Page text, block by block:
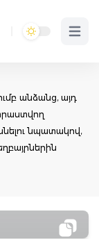
Open
անձանց, այդ
նպատակով,